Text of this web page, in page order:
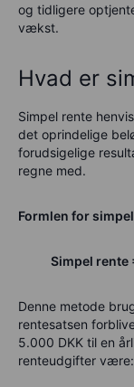
og tidligere
vækst.
Hvad er
Simpel rente
det oprindelige
forudsigelige
regne med.
Formlen for
Simpel rente
Denne metode
rentesatsen
5.000 DKK til en
renteudgifter være: